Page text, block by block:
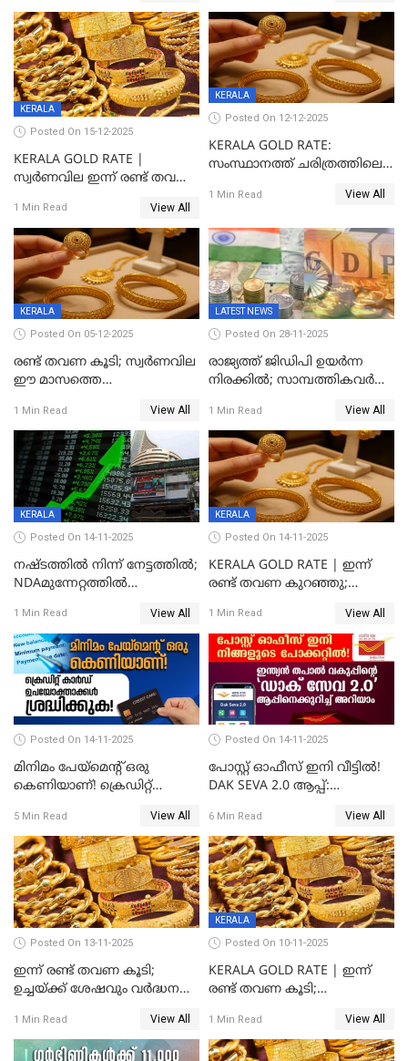
KERALA
Posted On 15-12-2025
KERALA GOLD RATE |
സ്വർണവില ഇന്ന് രണ്ട് തവണ
സർവകാല റെക്കോഡ്
1 Min Read View All
KERALA
Posted On 12-12-2025
KERALA GOLD RATE:
സംസ്ഥാനത്ത് ചരിത്രത്തിലെ
സ്വർണം; സർവ്വകാല
1 Min Read View All
KERALA
Posted On 05-12-2025
രണ്ട് തവണ കൂടി; സ്വർണവില
ഈ മാസത്തെ
1 Min Read View All
LATEST NEWS
Posted On 28-11-2025
രാജ്യത്ത് ജിഡിപി ഉയര്‍ന്ന
നിരക്കില്‍; സാമ്പത്തികവർഷം
ശതമാനമായി; പ്രചോദനം
നൽകുന്നുവെന്ന് മോദി
1 Min Read View All
KERALA
Posted On 14-11-2025
നഷ്ടത്തിൽ നിന്ന് നേട്ടത്തിൽ;
NDAമുന്നേറ്റത്തിൽ
1 Min Read View All
KERALA
Posted On 14-11-2025
KERALA GOLD RATE | ഇന്ന്
രണ്ട് തവണ കുറഞ്ഞു;
1 Min Read View All
Posted On 14-11-2025
മിനിമം പേയ്മെന്റ് ഒരു
കെണിയാണ്! ക്രെഡിറ്റ്
ശ്രദ്ധിക്കുക!
5 Min Read View All
Posted On 14-11-2025
പോസ്റ്റ് ഓഫീസ് ഇനി വീട്ടിൽ!
DAK SEVA 2.0 ആപ്പ്:
എന്തൊക്കെയാണെന്ന്
നോക്കാം
6 Min Read View All
Posted On 13-11-2025
ഇന്ന് രണ്ട് തവണ കൂടി;
ഉച്ചയ്ക്ക് ശേഷവും വർദ്ധനവ്;
സ്വർണവിലയിൽ കുതിപ്പ്
1 Min Read View All
KERALA
Posted On 10-11-2025
KERALA GOLD RATE | ഇന്ന്
രണ്ട് തവണ കൂടി;
1 Min Read View All